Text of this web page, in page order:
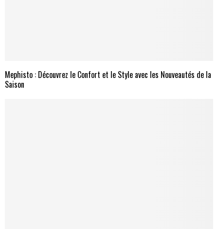
Mephisto : Découvrez le Confort et le Style avec les Nouveautés de la
Saison